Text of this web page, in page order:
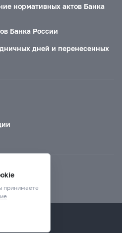
нормативных актов Банка
Банка России
дней и перенесенных
принимаете